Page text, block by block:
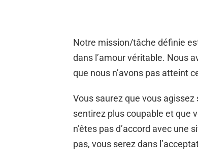
Notre mission/tâche définie
dans l’amour véritable. Nous
que nous n’avons pas atteint
Vous saurez que vous
sentirez plus coupable et que
n’êtes pas d’accord avec
pas, vous serez dans